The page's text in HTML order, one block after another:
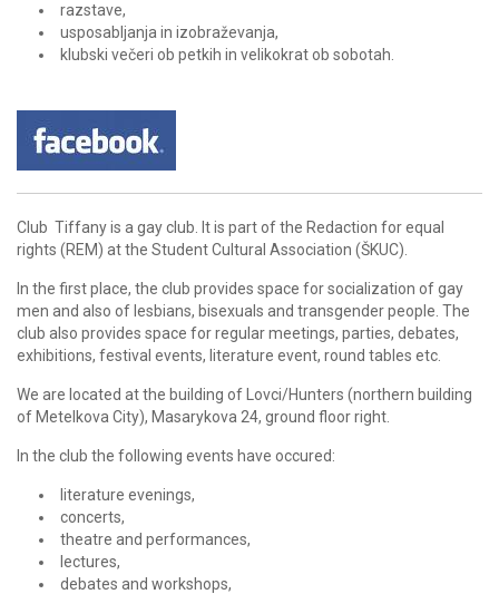
razstave,
usposabljanja in izobraževanja,
klubski večeri ob petkih in velikokrat ob sobotah.
Club Tiffany is a gay club. It is part of the Redaction for equal
rights (REM) at the Student Cultural Association (ŠKUC).
In the first place, the club provides space for socialization of gay
men and also of lesbians, bisexuals and transgender people. The
club also provides space for regular meetings, parties, debates,
exhibitions, festival events, literature event, round tables etc.
We are located at the building of Lovci/Hunters (northern building
of Metelkova City), Masarykova 24, ground floor right.
In the club the following events have occured:
literature evenings,
concerts,
theatre and performances,
lectures,
debates and workshops,